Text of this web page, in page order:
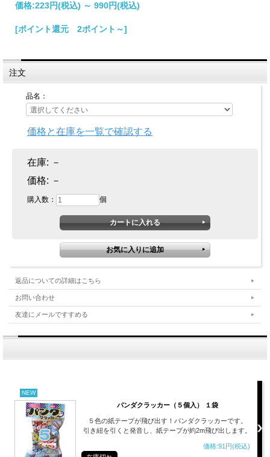
価格:223円(税込) ～ 990円(税込)
[ポイント還元 2ポイント～]
注文
品名：
価格と在庫を一覧で確認する
在庫: －
価格: －
購入数： 個
返品についての詳細はこちら
お問い合わせ
友達にメールですすめる
NEW
パンダクラッカー（５個入） １袋
５色の紙テープが飛び出す！パンダクラッカーです。
引き紐を引くと発音し、紙テープが約2m飛び出します。
価格:91円(税込)